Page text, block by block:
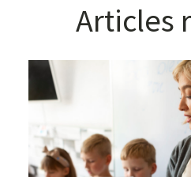
Articles